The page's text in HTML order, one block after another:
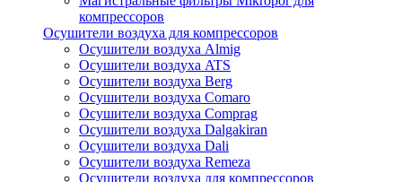
компрессоров
Осушители воздуха для компрессоров
Осушители воздуха Almig
Осушители воздуха ATS
Осушители воздуха Berg
Осушители воздуха Comaro
Осушители воздуха Comprag
Осушители воздуха Dalgakiran
Осушители воздуха Dali
Осушители воздуха Remeza
Осушители воздуха для компрессоров